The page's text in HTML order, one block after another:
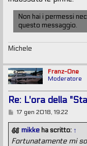
Non hai i permessi
questo messaggio.
Michele
Franz-One
Moderatore
Re: L'ora della
M
s
s
a
17 gen 2018, 19:22
mikke ha scritto: ↑
Fortunatamente mi